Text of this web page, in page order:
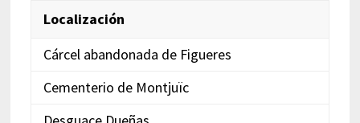
Localización
Cárcel abandonada de Figueres
Cementerio de Montjuïc